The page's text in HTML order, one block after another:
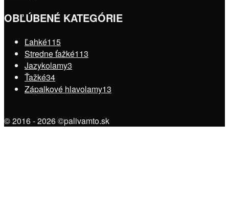
OBĽÚBENÉ KATEGÓRIE
Ľahké115
Stredne ťažké113
Jazykolamy3
Ťažké34
Zápalkové hlavolamy13
© 2016 - 2026 ©palivamto.sk